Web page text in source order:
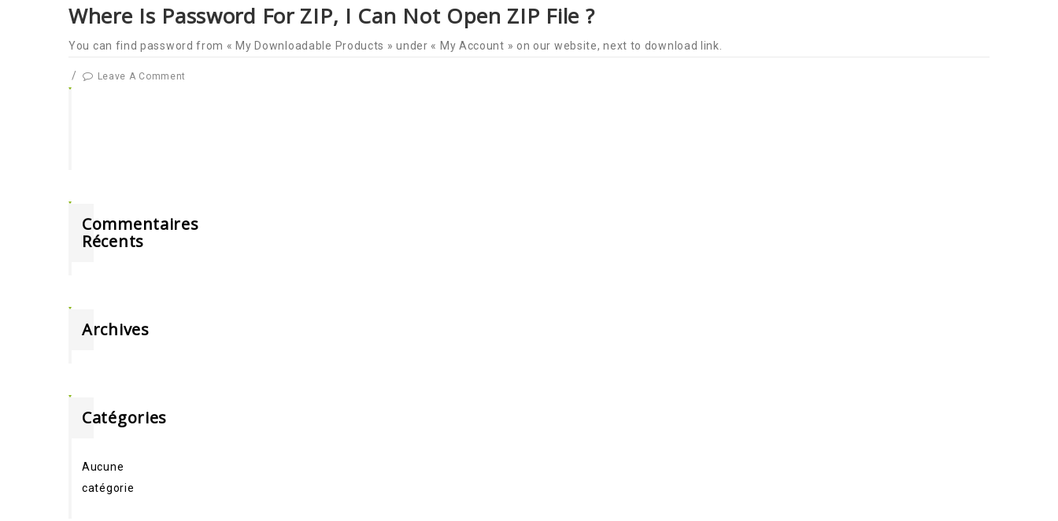
Where Is Password For ZIP, I Can Not Open ZIP File ?
You can find password from « My Downloadable Products » under « My Account » on our website, next to download link.
/ Leave A Comment
Commentaires
Récents
Archives
Catégories
Aucune
catégorie